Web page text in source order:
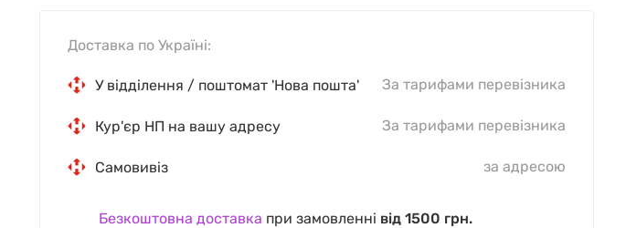
Доставка по Україні:
У відділення / поштомат 'Нова пошта' За тарифами перевізника
Кур'єр НП на вашу адресу За тарифами перевізника
Самовивіз за адресою
Безкоштовна доставка при замовленні від 1500 грн.